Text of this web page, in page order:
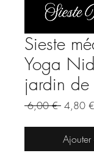
Sieste
Yoga
jardin
6,00 € Prix
4,80 €